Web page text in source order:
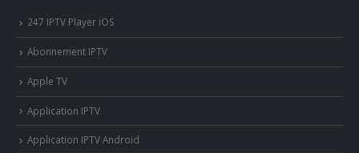
247 IPTV Player iOS
Abonnement IPTV
Apple TV
Application IPTV
Application IPTV Android